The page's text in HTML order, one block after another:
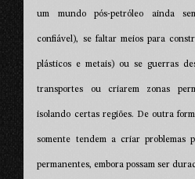
um mundo pós-petróleo ainda
confiável), se faltar meios para
plásticos e metais) ou se guerras
transportes ou criarem zonas
isolando certas regiões. De outra
somente tendem a criar problemas
permanentes, embora possam ser